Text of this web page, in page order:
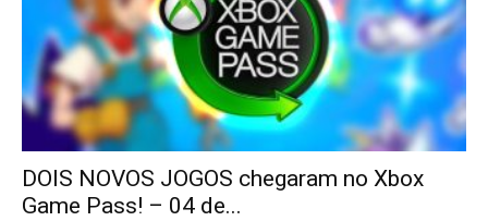
DOIS NOVOS JOGOS chegaram no Xbox
Game Pass! – 04 de...